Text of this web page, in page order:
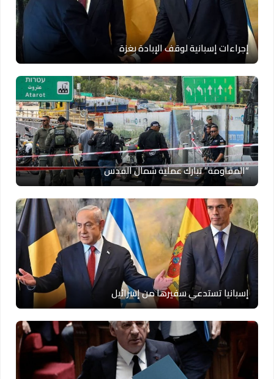
إجراءات إسبانية لوقف الإبادة بغزة
“المقاومة” تبارك عملية شمال القدس
إسبانيا تستدعي سفيرها من إسرائيل